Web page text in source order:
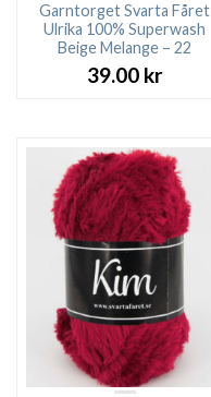
Garntorget Svarta Fåret
Ulrika 100% Superwash
Beige Melange – 22
39.00 kr